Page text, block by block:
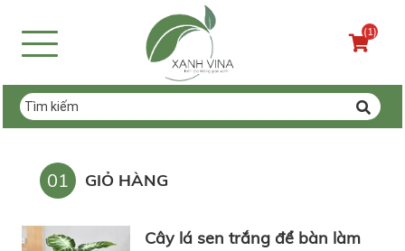
(1)
01 GIỎ HÀNG
Cây lá sen trắng để bàn làm